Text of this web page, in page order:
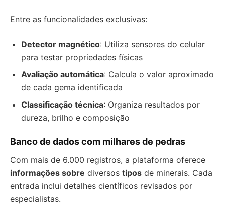
Entre as funcionalidades exclusivas:
Detector magnético: Utiliza sensores do celular
para testar propriedades físicas
Avaliação automática: Calcula o valor aproximado
de cada gema identificada
Classificação técnica: Organiza resultados por
dureza, brilho e composição
Banco de dados com milhares de pedras
Com mais de 6.000 registros, a plataforma oferece
informações sobre diversos tipos de minerais. Cada
entrada inclui detalhes científicos revisados por
especialistas.